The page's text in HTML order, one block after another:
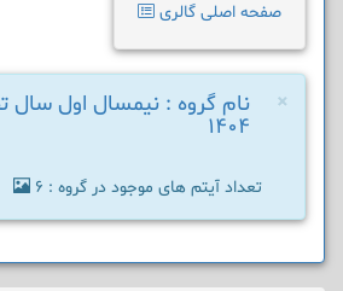
صفحه اصلی گالری
×
1404
تعداد آیتم های موجود در گروه : 6